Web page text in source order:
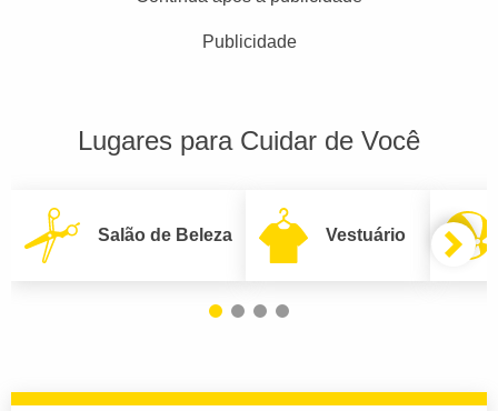
Publicidade
Lugares para Cuidar de Você
Salão de Beleza Vestuário